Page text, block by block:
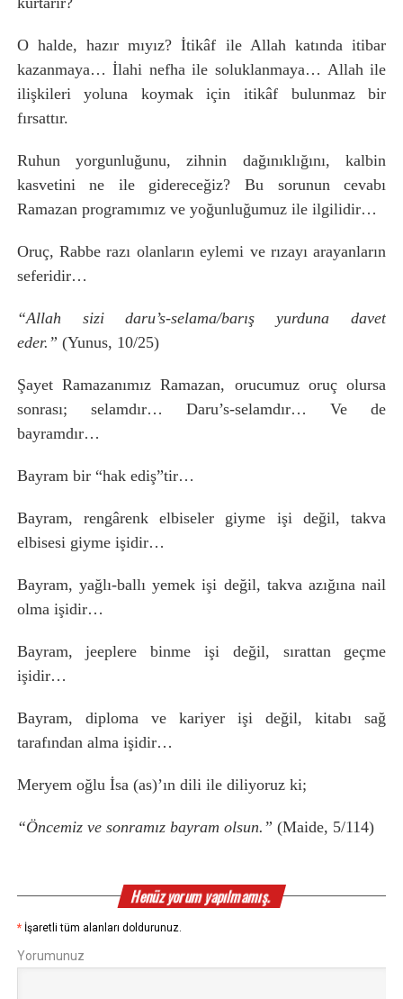
O halde, hazır mıyız? İtikâf ile Allah katında itibar
kazanmaya… İlahi nefha ile soluklanmaya… Allah ile
ilişkileri yoluna koymak için itikâf bulunmaz bir
fırsattır.
Ruhun yorgunluğunu, zihnin dağınıklığını, kalbin
kasvetini ne ile gidereceğiz? Bu sorunun cevabı
Ramazan programımız ve yoğunluğumuz ile ilgilidir…
Oruç, Rabbe razı olanların eylemi ve rızayı arayanların
seferidir…
“Allah sizi daru’s-selama/barış yurduna davet
eder.” (Yunus, 10/25)
Şayet Ramazanımız Ramazan, orucumuz oruç olursa
sonrası; selamdır… Daru’s-selamdır… Ve de
bayramdır…
Bayram bir “hak ediş”tir…
Bayram, rengârenk elbiseler giyme işi değil, takva
elbisesi giyme işidir…
Bayram, yağlı-ballı yemek işi değil, takva azığına nail
olma işidir…
Bayram, jeeplere binme işi değil, sırattan geçme
işidir…
Bayram, diploma ve kariyer işi değil, kitabı sağ
tarafından alma işidir…
Meryem oğlu İsa (as)’ın dili ile diliyoruz ki;
“Öncemiz ve sonramız bayram olsun.” (Maide, 5/114)
Henüz yorum yapılmamış.
* İşaretli tüm alanları doldurunuz.
Yorumunuz